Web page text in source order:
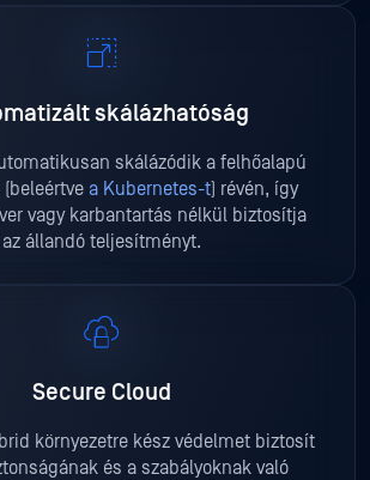
skálázhatóság
skálázódik a felhőalapú
a Kubernetes-t) révén, így
vagy karbantartás nélkül biztosítja
az állandó teljesítményt.
Secure Cloud
környezetre kész védelmet biztosít
és a szabályoknak való